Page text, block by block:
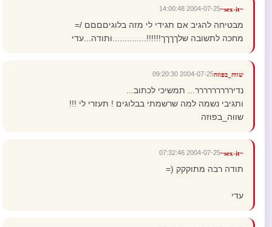
~sex-it~
2004-07-25 14:00:48
מבטיחה להגיב אם תגידי לי מזה בלוגיםםםם /=
מחכה לתשובה שלךךךך!!!!!!..............ותודה...עדי
שווה_בפוזה2004-07-25 09:20:30
נדיררררררררר... תמשיכי לכתוב...
ותגיבי נשמה למה שרשמתי בבלוגים ! תעזרי לי !!!
שווה_בפוזה
~sex-it~
2004-07-25 07:32:46
תודה רבה מתוקקק (=
עדי